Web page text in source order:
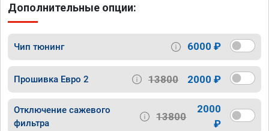
Дополнительные опции:
Чип тюнинг 6000 ₽
Прошивка Евро 2 13800 2000 ₽
Отключение сажевого
фильтра
13800
2000
₽